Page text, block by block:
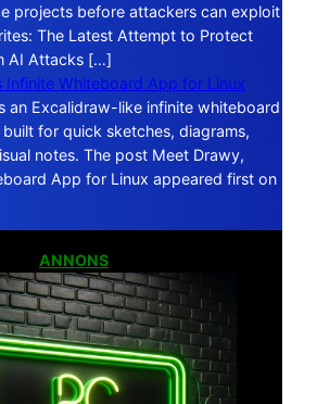
projects before attackers can exploit
The Latest Attempt to Protect
AI Attacks […]
Infinite Whiteboard App for Linux
an Excalidraw-like infinite whiteboard
for quick sketches, diagrams,
notes. The post Meet Drawy,
App for Linux appeared first on
ANNONS